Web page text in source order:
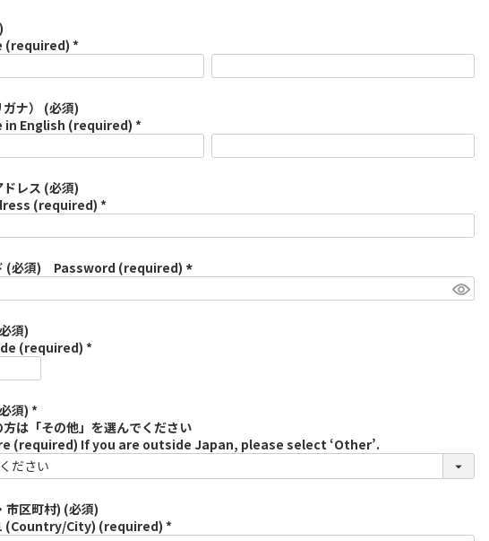
(required) *
ナ） (必須)
in English (required) *
ドレス (必須)
(required) *
(必須) Password (required)
必
須)
(required) *
須) *
方は「その他」を選んでください
(required) If you are outside Japan, please select ‘Other’.
市区町村) (必須)
(Country/City) (required) *